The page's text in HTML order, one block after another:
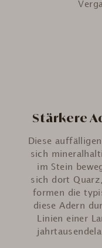
Stärkere
Diese
sich
im Stein
sich dort
formen die
diese Adern
Linien einer